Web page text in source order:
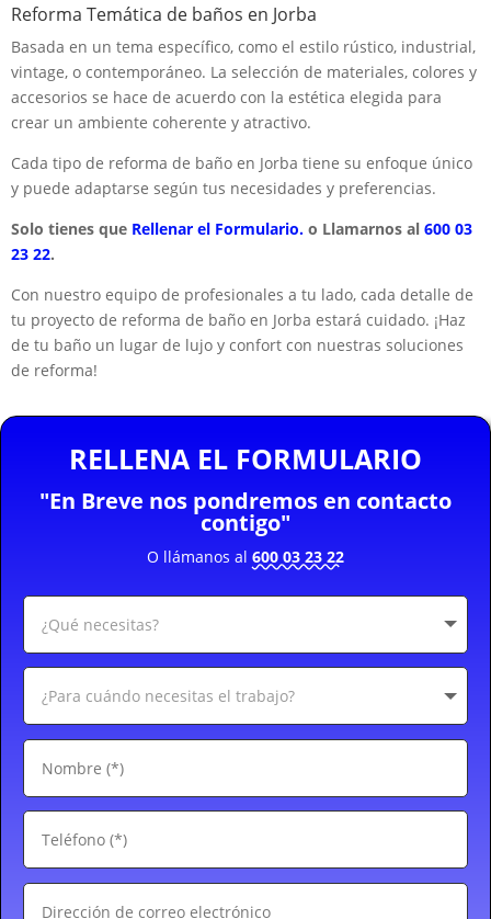
Reforma Temática de baños en Jorba
Basada en un tema específico, como el estilo rústico, industrial,
vintage, o contemporáneo. La selección de materiales, colores y
accesorios se hace de acuerdo con la estética elegida para
crear un ambiente coherente y atractivo.
Cada tipo de reforma de baño en Jorba tiene su enfoque único
y puede adaptarse según tus necesidades y preferencias.
Solo tienes que Rellenar el Formulario. o Llamarnos al 600 03
23 22.
Con nuestro equipo de profesionales a tu lado, cada detalle de
tu proyecto de reforma de baño en Jorba estará cuidado. ¡Haz
de tu baño un lugar de lujo y confort con nuestras soluciones
de reforma!
RELLENA EL FORMULARIO
"En Breve nos pondremos en contacto
contigo"
O llámanos al 600 03 23 22